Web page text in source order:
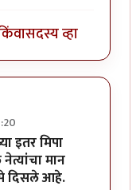
सदस्य व्हा
कोण?by
इतर मिपा
मान
दिसले आहे.